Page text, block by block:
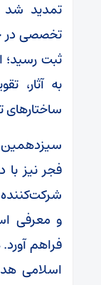
تخصصی در
ثبت رسید؛
به آثار،
و معرفی
فراهم